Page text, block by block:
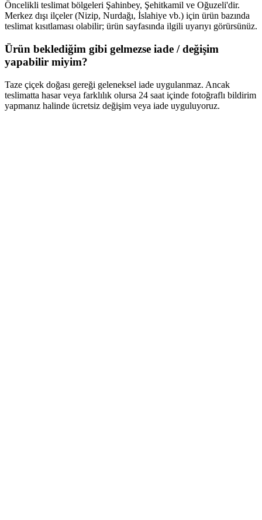
Öncelikli teslimat bölgeleri Şahinbey, Şehitkamil ve Oğuzeli'dir.
Merkez dışı ilçeler (Nizip, Nurdağı, İslahiye vb.) için ürün bazında
teslimat kısıtlaması olabilir; ürün sayfasında ilgili uyarıyı görürsünüz.
Ürün beklediğim gibi gelmezse iade / değişim
yapabilir miyim?
Taze çiçek doğası gereği geleneksel iade uygulanmaz. Ancak
teslimatta hasar veya farklılık olursa 24 saat içinde fotoğraflı bildirim
yapmanız halinde ücretsiz değişim veya iade uyguluyoruz.